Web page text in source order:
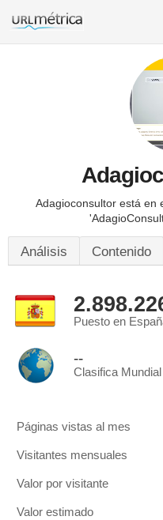
Adagioconsultor está en
Análisis Contenido
Puesto en
--
Clasifica Mundial
Páginas vistas al mes
Visitantes mensuales
Valor por visitante
Valor estimado